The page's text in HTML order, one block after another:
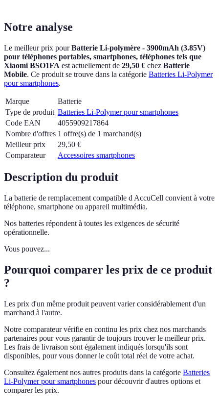
Notre analyse
Le meilleur prix pourBatterie Li-polymère - 3900mAh (3.85V)
pour téléphones portables, smartphones, téléphones tels que
Xiaomi BSO1FA est actuellement de 29,50 € chez Batterie
Mobile. Ce produit se trouve dans la catégorie Batteries Li-Polymer
pour smartphones.
Marque
Batterie
Type de produit Batteries Li-Polymer pour smartphones
Code EAN
4055909217864
Nombre d'offres 1 offre(s) de 1 marchand(s)
Meilleur prix
29,50 €
Comparateur
Accessoires smartphones
Description du produit
La batterie de remplacement compatible d AccuCell convient à votre
téléphone, smartphone ou appareil multimédia.
Nos batteries répondent à toutes les exigences de sécurité
opérationnelle.
Vous pouvez...
Pourquoi comparer les prix de ce produit
?
Les prix d'un même produit peuvent varier considérablement d'un
marchand à l'autre.
Notre comparateur vérifie en continu les prix chez nos marchands
partenaires pour vous garantir de toujours trouver le meilleur prix.
Les frais de livraison sont également indiqués lorsqu'ils sont
disponibles, pour vous donner le coût total réel de votre achat.
Consultez également nos autres produits dans la catégorie Batteries
Li-Polymer pour smartphones pour découvrir d'autres options et
comparer les prix.